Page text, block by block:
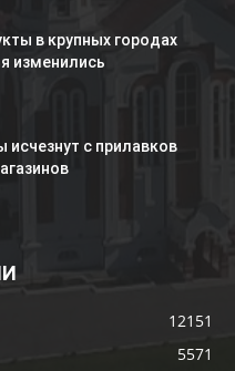
в крупных городах
изменились
исчезнут с прилавков
12151
5571